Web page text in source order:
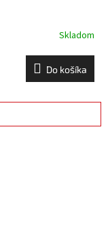
Skladom
Do košíka